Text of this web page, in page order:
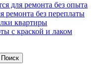
для ремонта без опыта
ремонта без переплаты
квартиры
с краской и лаком
Поиск